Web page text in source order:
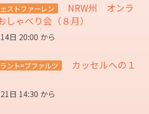
ストファーレン
NRW州 オンラ
しゃべり会（８月）
日 20:00 から
ント=プファルツ
カッセルへの１
日 14:30 から